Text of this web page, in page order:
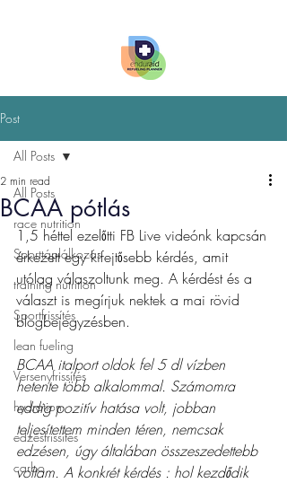
Post
All Posts
race nutrition
Sporttáplálkozás
training nutrition
Sportfrissítés
lean fueling
Versenyfrissítés
hydration
edzésfrissítés
carbo
All Posts
BCAA pótlás
2 min read
1,5 héttel ezelőtti FB Live videónk kapcsán
érkezett egy kifejtősebb kérdés, amit
utólag válaszoltunk meg. A kérdést és a
választ is megírjuk nektek a mai rövid
blogbejegyzésben.
BCAA italport oldok fel 5 dl vízben
hetente több alkalommal. Számomra
eddig pozitív hatása volt, jobban
teljesítettem minden téren, nemcsak
edzésen, úgy általában összeszedettebb
voltam. A konkrét kérdés : hol kezdődik